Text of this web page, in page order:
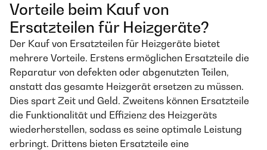
Vorteile beim Kauf von
Ersatzteilen für Heizgeräte?
Der Kauf von Ersatzteilen für Heizgeräte bietet
mehrere Vorteile. Erstens ermöglichen Ersatzteile die
Reparatur von defekten oder abgenutzten Teilen,
anstatt das gesamte Heizgerät ersetzen zu müssen.
Dies spart Zeit und Geld. Zweitens können Ersatzteile
die Funktionalität und Effizienz des Heizgeräts
wiederherstellen, sodass es seine optimale Leistung
erbringt. Drittens bieten Ersatzteile eine